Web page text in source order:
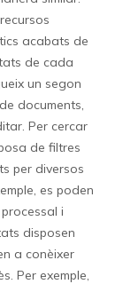
acabats de
de cada
un segon
documents,
Per cercar
de filtres
per diversos
es poden
i
disposen
a conèixer
Per exemple,